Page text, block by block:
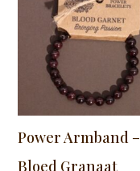
Power Armband –
Bloed Granaat